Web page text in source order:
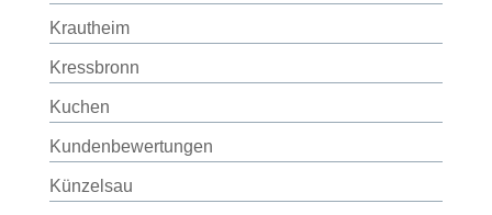
Krautheim
Kressbronn
Kuchen
Kundenbewertungen
Künzelsau